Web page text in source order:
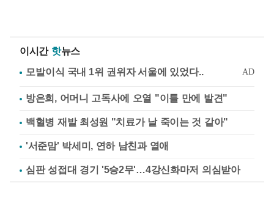
이시간 핫뉴스
방은희, 어머니 고독사에 오열 "이틀 만에 발견"
백혈병 재발 최성원 "치료가 날 죽이는 것 같아"
'서준맘' 박세미, 연하 남친과 열애
심판 성접대 경기 '5승2무'…4강신화마저 의심받아